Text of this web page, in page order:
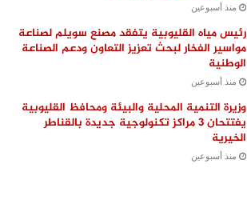
منذ أسبوعين
رئيس مياه القليوبية يتفقد مصنع سويلم لصناعة
مواسير الفخار لبحث تعزيز التعاون ودعم الصناعة
الوطنية
منذ أسبوعين
وزيرة التنمية المحلية والبيئة ومحافظ القليوبية
يفتتحان 3 مراكز تكنولوجية جديدة بالقناطر
الخيرية
منذ أسبوعين